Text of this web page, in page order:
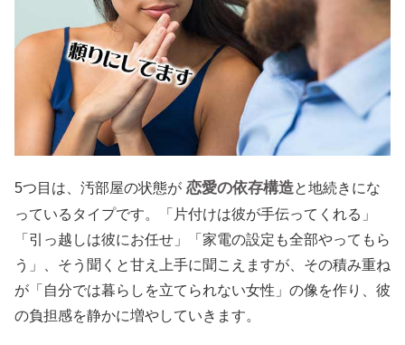
5つ目は、汚部屋の状態が 恋愛の依存構造と地続きにな
っているタイプです。「片付けは彼が手伝ってくれる」
「引っ越しは彼にお任せ」「家電の設定も全部やってもら
う」、そう聞くと甘え上手に聞こえますが、その積み重ね
が「自分では暮らしを立てられない女性」の像を作り、彼
の負担感を静かに増やしていきます。